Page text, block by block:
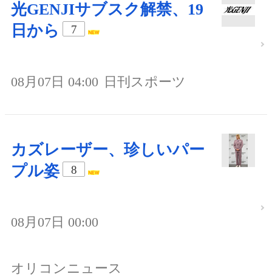
光GENJIサブスク解禁、19
日から
7
08月07日 04:00 日刊スポーツ
カズレーザー、珍しいパー
プル姿
8
08月07日 00:00
オリコンニュース